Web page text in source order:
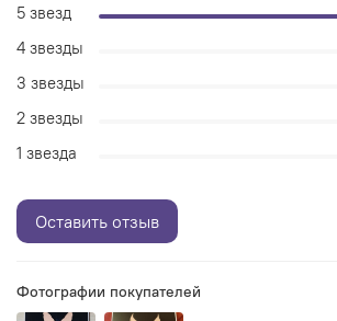
Фотографии покупателей
5 звезд
4 звезды
3 звезды
2 звезды
1 звезда
Оставить отзыв